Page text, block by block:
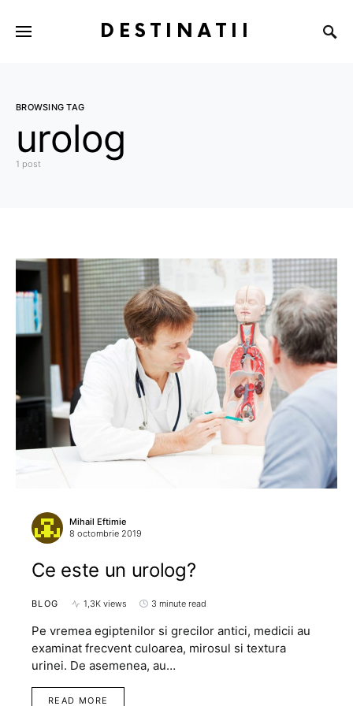
DESTINATII
BROWSING TAG
urolog
1 post
Mihail Eftimie
8 octombrie 2019
Ce este un urolog?
BLOG 1,3K views 3 minute read
Pe vremea egiptenilor si grecilor antici, medicii au
examinat frecvent culoarea, mirosul si textura
urinei. De asemenea, au…
READ MORE